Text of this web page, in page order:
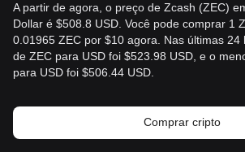
A partir de agora, o preço de Zcash (ZEC)
Dollar é $508.8 USD. Você pode comprar 1
0.01965 ZEC por $10 agora. Nas últimas
de ZEC para USD foi $523.98 USD, e o
para USD foi $506.44 USD.
Comprar cripto